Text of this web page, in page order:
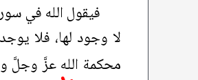
فيقول الله في
لا وجود لها، فلا
محكمة الله عزَّ وجلَّ